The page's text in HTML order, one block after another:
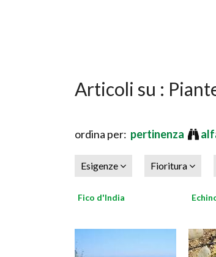
Articoli su :
ordina per: pertinenza
Esigenze Fioritura
Fico d'India